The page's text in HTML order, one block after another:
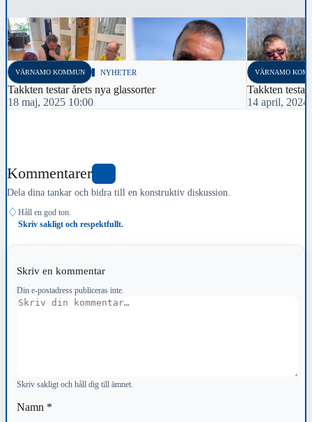
VÄRNAMO KOMMUN NYHETER
Takkten testar årets nya glassorter
18 maj, 2025 10:00
VÄRNAMO
Takkten testar
14 april, 2024
Kommentarer
Dela dina tankar och bidra till en konstruktiv diskussion.
♢ Håll en god ton.
Skriv sakligt och respektfullt.
Skriv en kommentar
Din e-postadress publiceras inte.
Kommentar
Skriv sakligt och håll dig till ämnet.
Namn *